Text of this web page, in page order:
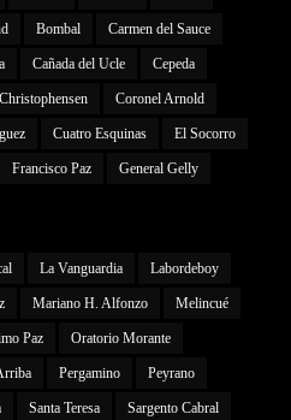
Bombal Carmen del Sauce
Cañada del Ucle Cepeda
Christophensen Coronel Arnold
Cuatro Esquinas El Socorro
Francisco Paz General Gelly
La Vanguardia Labordeboy
Mariano H. Alfonzo Melincué
Paz Oratorio Morante
Pergamino Peyrano
Santa Teresa Sargento Cabral